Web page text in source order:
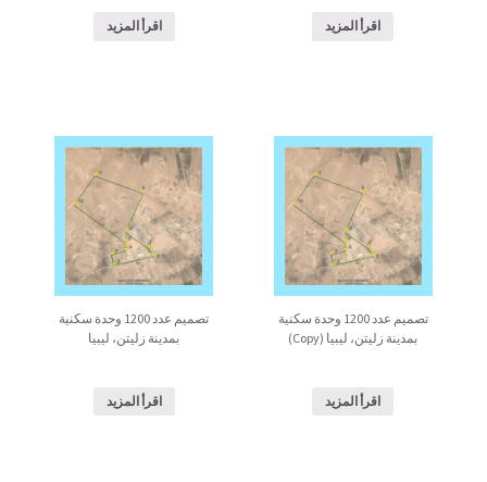
اقرأ المزيد اقرأ المزيد
تصميم عدد 1200 وحدة سكنية
بمدينة زليتن، ليبيا
اقرأ المزيد
تصميم عدد 1200 وحدة سكنية
بمدينة زليتن، ليبيا (Copy)
اقرأ المزيد